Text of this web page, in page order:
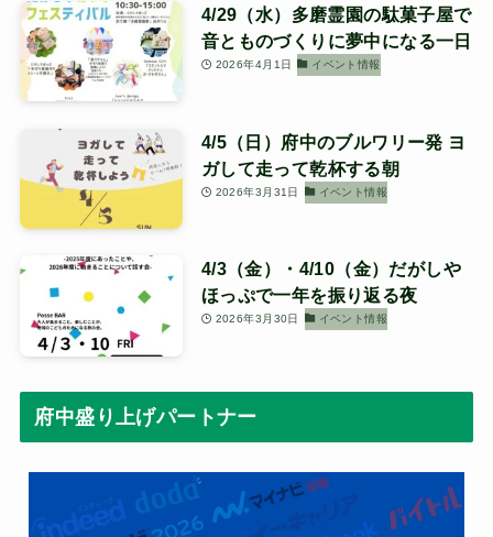
4/29（水）多磨霊園の駄菓子屋で
音とものづくりに夢中になる一日
2026年4月1日 イベント情報
4/5（日）府中のブルワリー発 ヨ
ガして走って乾杯する朝
2026年3月31日 イベント情報
4/3（金）・4/10（金）だがしや
ほっぷで一年を振り返る夜
2026年3月30日 イベント情報
府中盛り上げパートナー